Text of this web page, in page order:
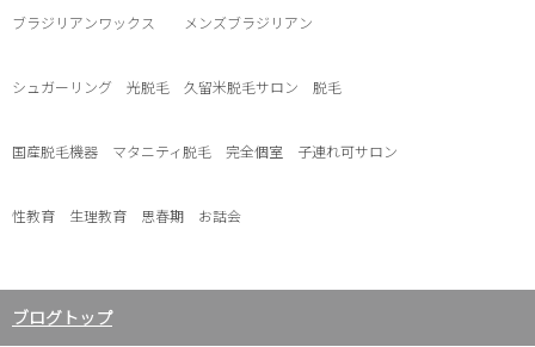
ブラジリアンワックス メンズブラジリアン
シュガーリング 光脱毛 久留米脱毛サロン 脱毛
国産脱毛機器 マタニティ脱毛 完全個室 子連れ可サロン
性教育 生理教育 思春期 お話会
ブログトップ